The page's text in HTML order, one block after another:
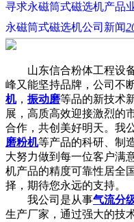
寻求永磁筒式磁选机产品
永磁筒式磁选机公司新闻
山东信合粉体工程设备
峰又能坚持品牌，公司不
机， 振动磨等品的新技术
展，高质高效迎接激烈的
合作，共创美好明天。我
磨粉机等产品的科研、制
大努力做到每一位客户满
机产品的精度可靠性居全
择，期待您永远的支持。
我公司是从事气流分
生产厂家，通过强大的技